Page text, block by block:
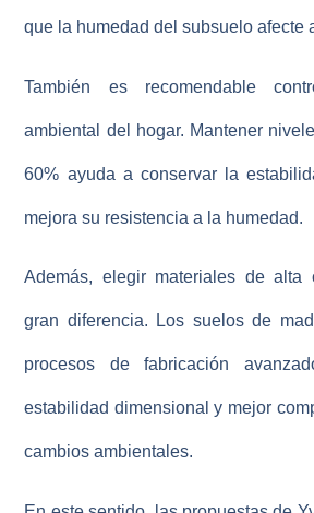
que la humedad del subsuelo afecte
También es recomendable
ambiental del hogar. Mantener
60% ayuda a conservar la
mejora su resistencia a la humedad.
Además, elegir materiales de alta
gran diferencia. Los suelos de
procesos de fabricación
estabilidad dimensional y mejor
cambios ambientales.